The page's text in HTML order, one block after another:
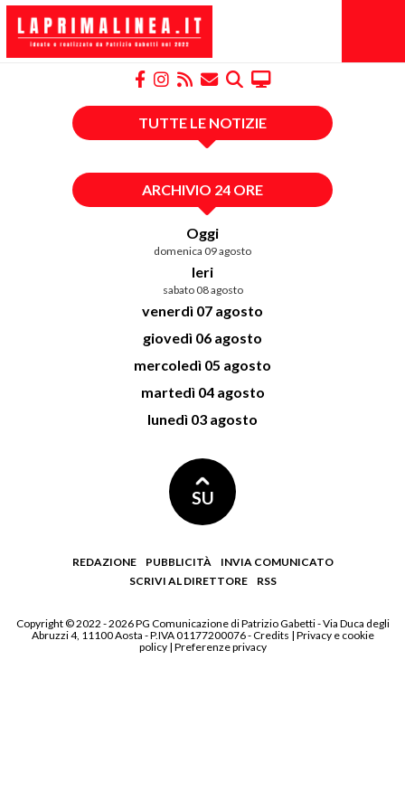
TUTTE LE NOTIZIE
ARCHIVIO 24 ORE
Oggi
domenica 09 agosto
Ieri
sabato 08 agosto
venerdì 07 agosto
giovedì 06 agosto
mercoledì 05 agosto
martedì 04 agosto
lunedì 03 agosto
SU
REDAZIONE PUBBLICITÀ
INVIA COMUNICATO
SCRIVI AL DIRETTORE
RSS
Copyright © 2022 - 2026 PG Comunicazione di Patrizio Gabetti - Via Duca degli
Abruzzi 4, 11100 Aosta - P.IVA 01177200076 -Credits | Privacy e cookie
policy| Preferenze privacy